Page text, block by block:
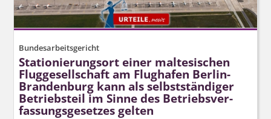
Bundesarbeitsgericht
Stationierungsort einer maltesischen
Fluggesellschaft am Flughafen Berlin-
Brandenburg kann als selbstständiger
Betriebsteil im Sinne des Betriebsver­
fassungsgesetzes gelten